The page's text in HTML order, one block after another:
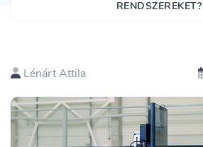
RENDSZEREKET?
Lénárt Attila